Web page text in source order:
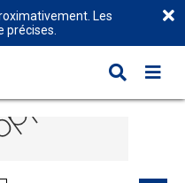
Les
précises.